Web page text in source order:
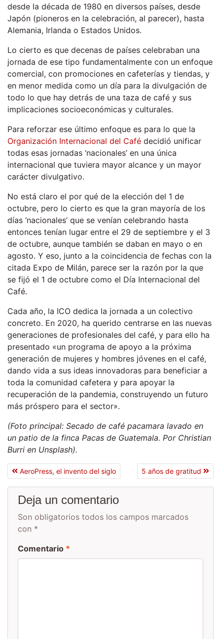
desde la década de 1980 en diversos países, desde
Japón (pioneros en la celebración, al parecer), hasta
Alemania, Irlanda o Estados Unidos.
Lo cierto es que decenas de países celebraban una
jornada de ese tipo fundamentalmente con un enfoque
comercial, con promociones en cafeterías y tiendas, y
en menor medida como un día para la divulgación de
todo lo que hay detrás de una taza de café y sus
implicaciones socioeconómicas y culturales.
Para reforzar ese último enfoque es para lo que la
Organización Internacional del Café decidió unificar
todas esas jornadas ‘nacionales’ en una única
internacional que tuviera mayor alcance y un mayor
carácter divulgativo.
No está claro el por qué de la elección del 1 de
octubre, pero lo cierto es que la gran mayoría de los
días ‘nacionales’ que se venían celebrando hasta
entonces tenían lugar entre el 29 de septiembre y el 3
de octubre, aunque también se daban en mayo o en
agosto. Y eso, junto a la coincidencia de fechas con la
citada Expo de Milán, parece ser la razón por la que
se fijó el 1 de octubre como el Día Internacional del
Café.
Cada año, la ICO dedica la jornada a un colectivo
concreto. En 2020, ha querido centrarse en las nuevas
generaciones de profesionales del café, y para ello ha
presentado «un programa de apoyo a la próxima
generación de mujeres y hombres jóvenes en el café,
dando vida a sus ideas innovadoras para beneficiar a
toda la comunidad cafetera y para apoyar la
recuperación de la pandemia, construyendo un futuro
más próspero para el sector».
(Foto principal: Secado de café pacamara lavado en
un patio de la finca Pacas de Guatemala. Por Christian
Burri en Unsplash).
AeroPress, el invento del siglo 5 años de gratitud
Deja un comentario
Son obligatorios todos los campos marcados
con *
Comentario *